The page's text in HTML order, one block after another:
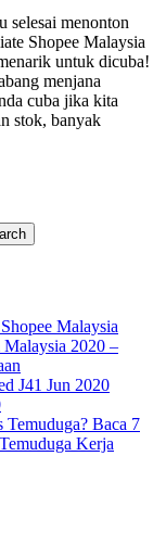
selesai menonton
Shopee Malaysia
untuk dicuba!
menjana
cuba jika kita
stok, banyak
Malaysia
Malaysia 2020 –
J41 Jun 2020
Baca 7
Kerja